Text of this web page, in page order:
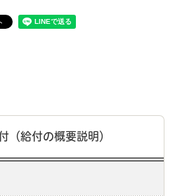
（給付の概要説明）